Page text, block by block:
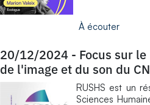
À écouter
20/12/2024 - Focus sur
de l'image et du son du
RUSHS est un
Sciences